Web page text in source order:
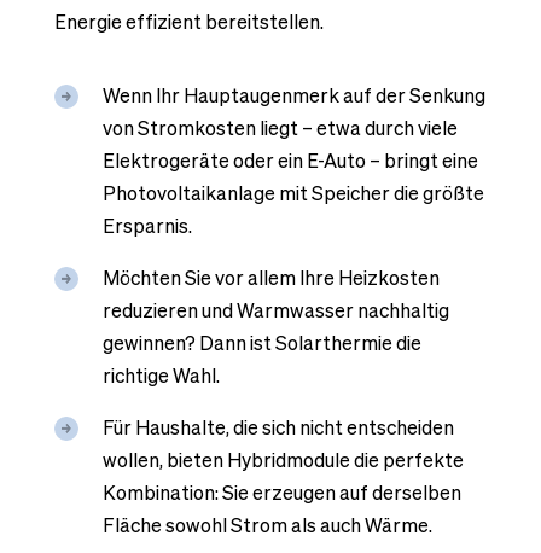
Energie effizient bereitstellen.
Wenn Ihr Hauptaugenmerk auf der Senkung
von Stromkosten liegt – etwa durch viele
Elektrogeräte oder ein E-Auto – bringt eine
Photovoltaikanlage mit Speicher die größte
Ersparnis.
Möchten Sie vor allem Ihre Heizkosten
reduzieren und Warmwasser nachhaltig
gewinnen? Dann ist Solarthermie die
richtige Wahl.
Für Haushalte, die sich nicht entscheiden
wollen, bieten Hybridmodule die perfekte
Kombination: Sie erzeugen auf derselben
Fläche sowohl Strom als auch Wärme.